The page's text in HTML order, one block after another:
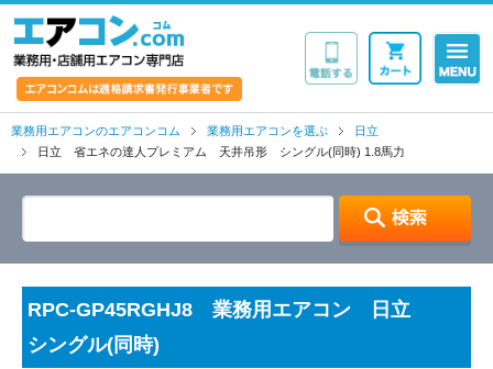
業務用エアコンのエアコンコム 業務用エアコンを選ぶ
日立
日立 省エネの達人プレミアム 天井吊形 シングル(同時) 1.8馬力
RPC-GP45RGHJ8 業務用エアコン 日立
シングル(同時)